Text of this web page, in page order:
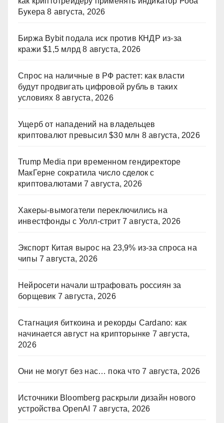
Букера 8 августа, 2026
Биржа Bybit подала иск против КНДР из‑за
кражи $1,5 млрд 8 августа, 2026
Спрос на наличные в РФ растет: как власти
будут продвигать цифровой рубль в таких
условиях 8 августа, 2026
Ущерб от нападений на владельцев
криптовалют превысил $30 млн 8 августа, 2026
Trump Media при временном гендиректоре
МакГерне сократила число сделок с
криптовалютами 7 августа, 2026
Хакеры-вымогатели переключились на
инвестфонды с Уолл-стрит 7 августа, 2026
Экспорт Китая вырос на 23,9% из-за спроса на
чипы 7 августа, 2026
Нейросети начали штрафовать россиян за
борщевик 7 августа, 2026
Стагнация биткоина и рекорды Cardano: как
начинается август на крипторынке 7 августа,
2026
Они не могут без нас… пока что 7 августа, 2026
Источники Bloomberg раскрыли дизайн нового
устройства OpenAI 7 августа, 2026